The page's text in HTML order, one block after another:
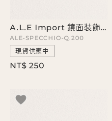
A.L.E Import 鏡面裝飾方盤
ALE-SPECCHIO-Q.200
現貨供應中
NT$ 250